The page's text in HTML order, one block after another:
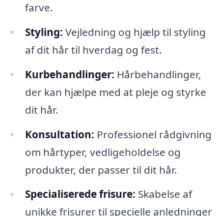
farve.
Styling: Vejledning og hjælp til styling
af dit hår til hverdag og fest.
Kurbehandlinger: Hårbehandlinger,
der kan hjælpe med at pleje og styrke
dit hår.
Konsultation: Professionel rådgivning
om hårtyper, vedligeholdelse og
produkter, der passer til dit hår.
Specialiserede frisure: Skabelse af
unikke frisurer til specielle anledninger